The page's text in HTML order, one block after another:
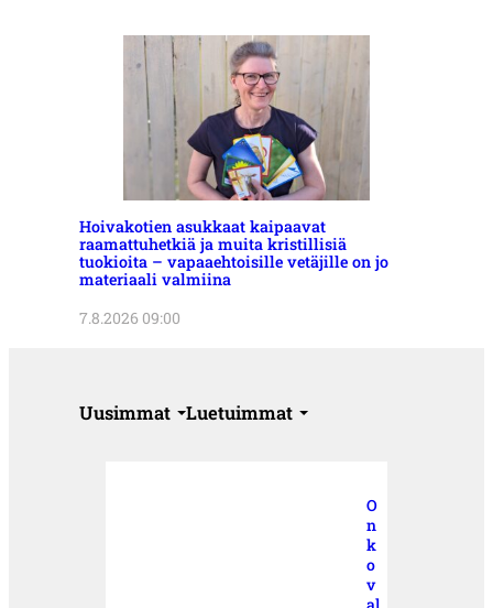
Hoivakotien asukkaat kaipaavat
raamattuhetkiä ja muita kristillisiä
tuokioita – vapaaehtoisille vetäjille on jo
materiaali valmiina
7.8.2026 09:00
Uusimmat Luetuimmat
O
n
k
o
v